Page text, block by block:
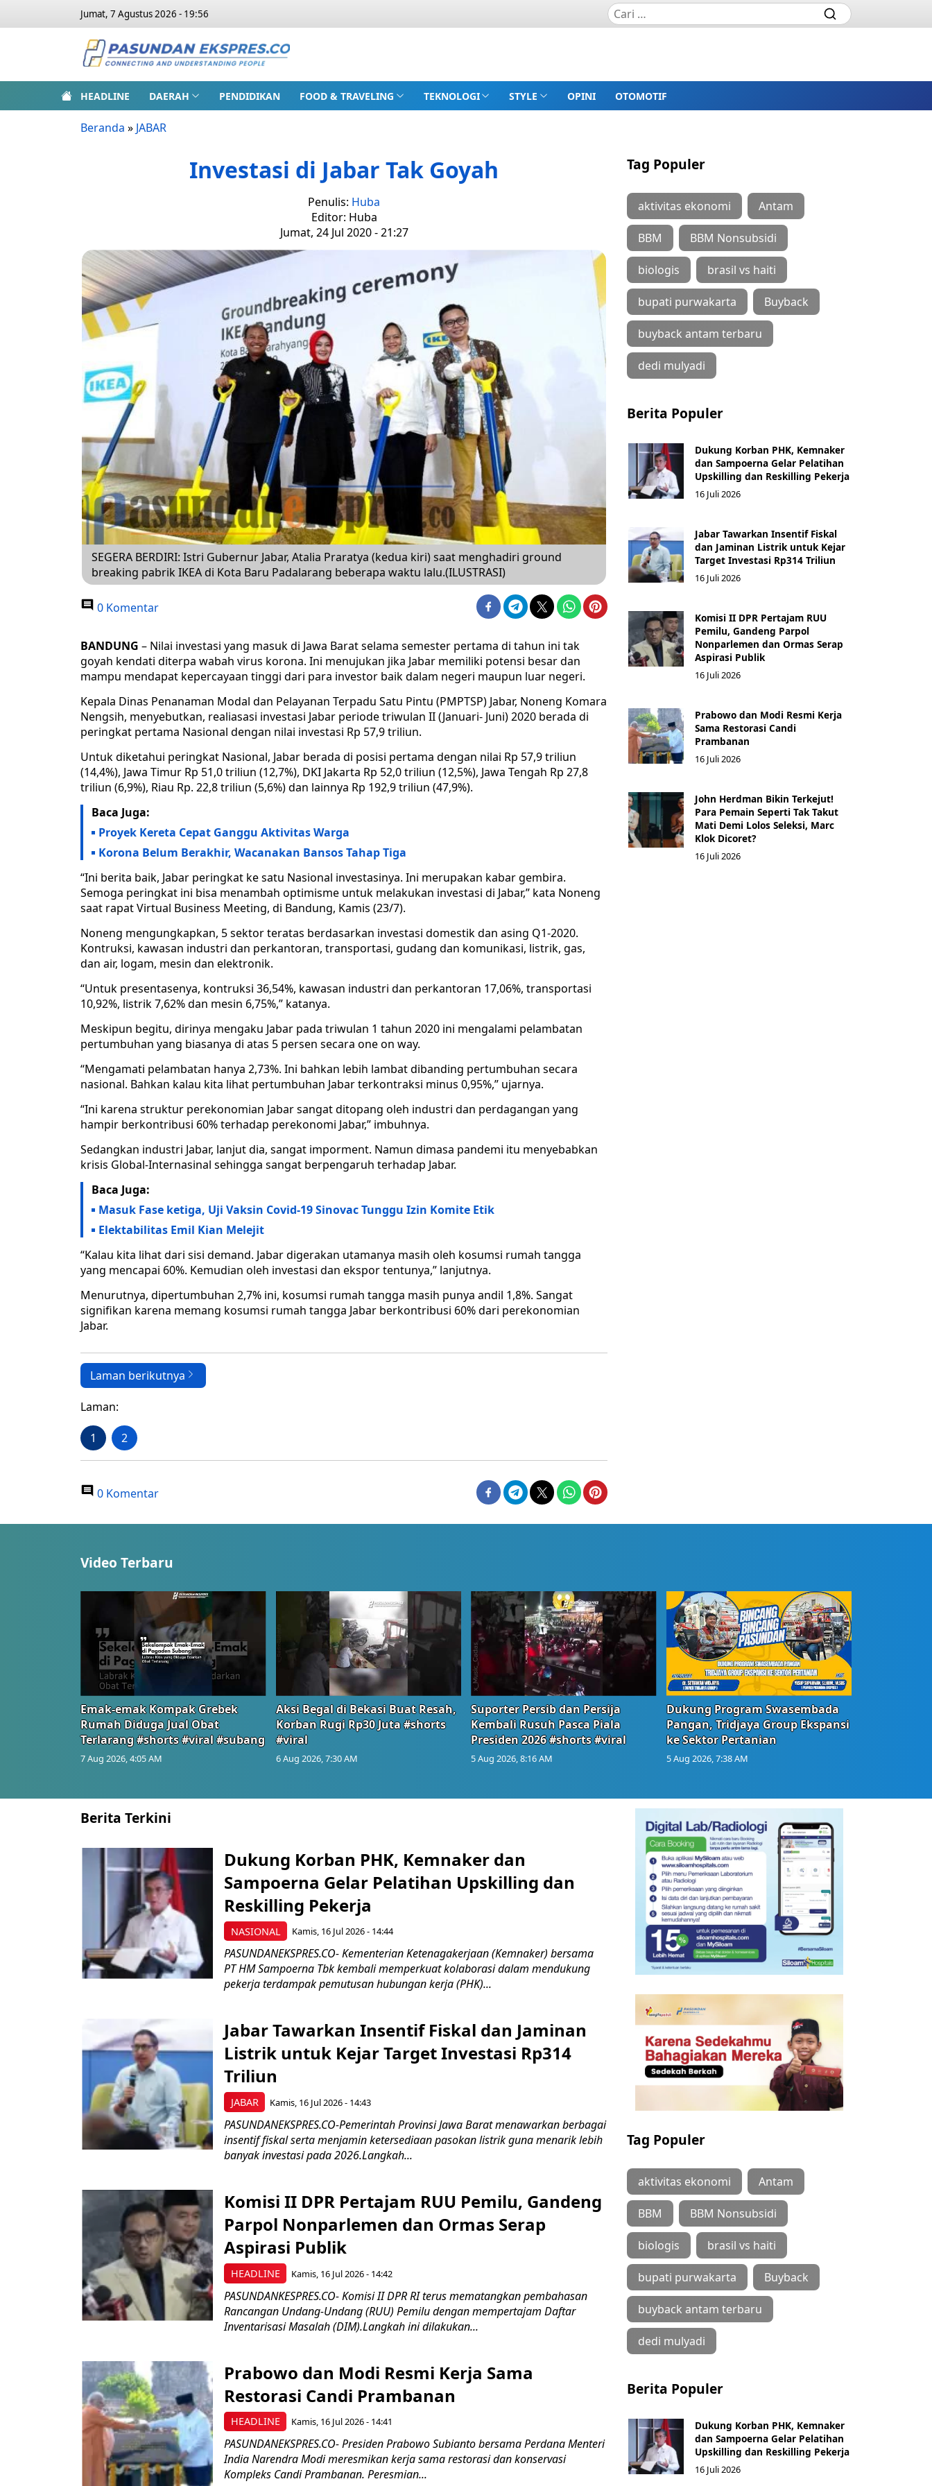
Jumat, 7 Agustus 2026 - 19:56
HEADLINE DAERAH PENDIDIKAN FOOD & TRAVELING TEKNOLOGI STYLE OPINI OTOMOTIF
Beranda » JABAR
Investasi di Jabar Tak Goyah
Penulis: Huba
Editor: Huba
Jumat, 24 Jul 2020 - 21:27
SEGERA BERDIRI: Istri Gubernur Jabar, Atalia Praratya (kedua kiri) saat menghadiri ground
breaking pabrik IKEA di Kota Baru Padalarang beberapa waktu lalu.(ILUSTRASI)
0 Komentar
BANDUNG – Nilai investasi yang masuk di Jawa Barat selama semester pertama di tahun ini tak
goyah kendati diterpa wabah virus korona. Ini menujukan jika Jabar memiliki potensi besar dan
mampu mendapat kepercayaan tinggi dari para investor baik dalam negeri maupun luar negeri.
Kepala Dinas Penanaman Modal dan Pelayanan Terpadu Satu Pintu (PMPTSP) Jabar, Noneng Komara
Nengsih, menyebutkan, realiasasi investasi Jabar periode triwulan II (Januari- Juni) 2020 berada di
peringkat pertama Nasional dengan nilai investasi Rp 57,9 triliun.
Untuk diketahui peringkat Nasional, Jabar berada di posisi pertama dengan nilai Rp 57,9 triliun
(14,4%), Jawa Timur Rp 51,0 triliun (12,7%), DKI Jakarta Rp 52,0 triliun (12,5%), Jawa Tengah Rp 27,8
triliun (6,9%), Riau Rp. 22,8 triliun (5,6%) dan lainnya Rp 192,9 triliun (47,9%).
Baca Juga:
Proyek Kereta Cepat Ganggu Aktivitas Warga
Korona Belum Berakhir, Wacanakan Bansos Tahap Tiga
“Ini berita baik, Jabar peringkat ke satu Nasional investasinya. Ini merupakan kabar gembira.
Semoga peringkat ini bisa menambah optimisme untuk melakukan investasi di Jabar,” kata Noneng
saat rapat Virtual Business Meeting, di Bandung, Kamis (23/7).
Noneng mengungkapkan, 5 sektor teratas berdasarkan investasi domestik dan asing Q1-2020.
Kontruksi, kawasan industri dan perkantoran, transportasi, gudang dan komunikasi, listrik, gas,
dan air, logam, mesin dan elektronik.
“Untuk presentasenya, kontruksi 36,54%, kawasan industri dan perkantoran 17,06%, transportasi
10,92%, listrik 7,62% dan mesin 6,75%,” katanya.
Meskipun begitu, dirinya mengaku Jabar pada triwulan 1 tahun 2020 ini mengalami pelambatan
pertumbuhan yang biasanya di atas 5 persen secara one on way.
“Mengamati pelambatan hanya 2,73%. Ini bahkan lebih lambat dibanding pertumbuhan secara
nasional. Bahkan kalau kita lihat pertumbuhan Jabar terkontraksi minus 0,95%,” ujarnya.
“Ini karena struktur perekonomian Jabar sangat ditopang oleh industri dan perdagangan yang
hampir berkontribusi 60% terhadap perekonomi Jabar,” imbuhnya.
Sedangkan industri Jabar, lanjut dia, sangat imporment. Namun dimasa pandemi itu menyebabkan
krisis Global-Internasinal sehingga sangat berpengaruh terhadap Jabar.
Baca Juga:
Masuk Fase ketiga, Uji Vaksin Covid-19 Sinovac Tunggu Izin Komite Etik
Elektabilitas Emil Kian Melejit
“Kalau kita lihat dari sisi demand. Jabar digerakan utamanya masih oleh kosumsi rumah tangga
yang mencapai 60%. Kemudian oleh investasi dan ekspor tentunya,” lanjutnya.
Menurutnya, dipertumbuhan 2,7% ini, kosumsi rumah tangga masih punya andil 1,8%. Sangat
signifikan karena memang kosumsi rumah tangga Jabar berkontribusi 60% dari perekonomian
Jabar.
Laman berikutnya
Laman:
1 2
0 Komentar
Tag Populer
aktivitas ekonomi Antam
BBM BBM Nonsubsidi
biologis brasil vs haiti
bupati purwakarta Buyback
buyback antam terbaru
dedi mulyadi
Berita Populer
Dukung Korban PHK, Kemnaker
dan Sampoerna Gelar Pelatihan
Upskilling dan Reskilling Pekerja
16 Juli 2026
Jabar Tawarkan Insentif Fiskal
dan Jaminan Listrik untuk Kejar
Target Investasi Rp314 Triliun
16 Juli 2026
Komisi II DPR Pertajam RUU
Pemilu, Gandeng Parpol
Nonparlemen dan Ormas Serap
Aspirasi Publik
16 Juli 2026
Prabowo dan Modi Resmi Kerja
Sama Restorasi Candi
Prambanan
16 Juli 2026
John Herdman Bikin Terkejut!
Para Pemain Seperti Tak Takut
Mati Demi Lolos Seleksi, Marc
Klok Dicoret?
16 Juli 2026
Video Terbaru
Emak-emak Kompak Grebek
Rumah Diduga Jual Obat
Terlarang #shorts #viral #subang
7 Aug 2026, 4:05 AM
Aksi Begal di Bekasi Buat Resah,
Korban Rugi Rp30 Juta #shorts
#viral
6 Aug 2026, 7:30 AM
Suporter Persib dan Persija
Kembali Rusuh Pasca Piala
Presiden 2026 #shorts #viral
5 Aug 2026, 8:16 AM
Dukung Program Swasembada
Pangan, Tridjaya Group Ekspansi
ke Sektor Pertanian
5 Aug 2026, 7:38 AM
Berita Terkini
NASIONAL
Dukung Korban PHK, Kemnaker dan
Sampoerna Gelar Pelatihan Upskilling dan
Reskilling Pekerja
Kamis, 16 Jul 2026 - 14:44
PASUNDANEKSPRES.CO- Kementerian Ketenagakerjaan (Kemnaker) bersama
PT HM Sampoerna Tbk kembali memperkuat kolaborasi dalam mendukung
pekerja terdampak pemutusan hubungan kerja (PHK)...
JABAR
Jabar Tawarkan Insentif Fiskal dan Jaminan
Listrik untuk Kejar Target Investasi Rp314
Triliun
Kamis, 16 Jul 2026 - 14:43
PASUNDANEKSPRES.CO-Pemerintah Provinsi Jawa Barat menawarkan berbagai
insentif fiskal serta menjamin ketersediaan pasokan listrik guna menarik lebih
banyak investasi pada 2026.Langkah...
HEADLINE
Komisi II DPR Pertajam RUU Pemilu, Gandeng
Parpol Nonparlemen dan Ormas Serap
Aspirasi Publik
Kamis, 16 Jul 2026 - 14:42
PASUNDANKESPRES.CO- Komisi II DPR RI terus mematangkan pembahasan
Rancangan Undang-Undang (RUU) Pemilu dengan mempertajam Daftar
Inventarisasi Masalah (DIM).Langkah ini dilakukan...
HEADLINE
Prabowo dan Modi Resmi Kerja Sama
Restorasi Candi Prambanan
Kamis, 16 Jul 2026 - 14:41
PASUNDANEKSPRES.CO- Presiden Prabowo Subianto bersama Perdana Menteri
India Narendra Modi meresmikan kerja sama restorasi dan konservasi
Kompleks Candi Prambanan. Peresmian...
Tag Populer
aktivitas ekonomi Antam
BBM BBM Nonsubsidi
biologis brasil vs haiti
bupati purwakarta Buyback
buyback antam terbaru
dedi mulyadi
Berita Populer
Dukung Korban PHK, Kemnaker
dan Sampoerna Gelar Pelatihan
Upskilling dan Reskilling Pekerja
16 Juli 2026